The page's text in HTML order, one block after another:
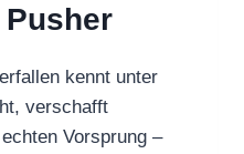
kennt unter
verschafft
Vorsprung –